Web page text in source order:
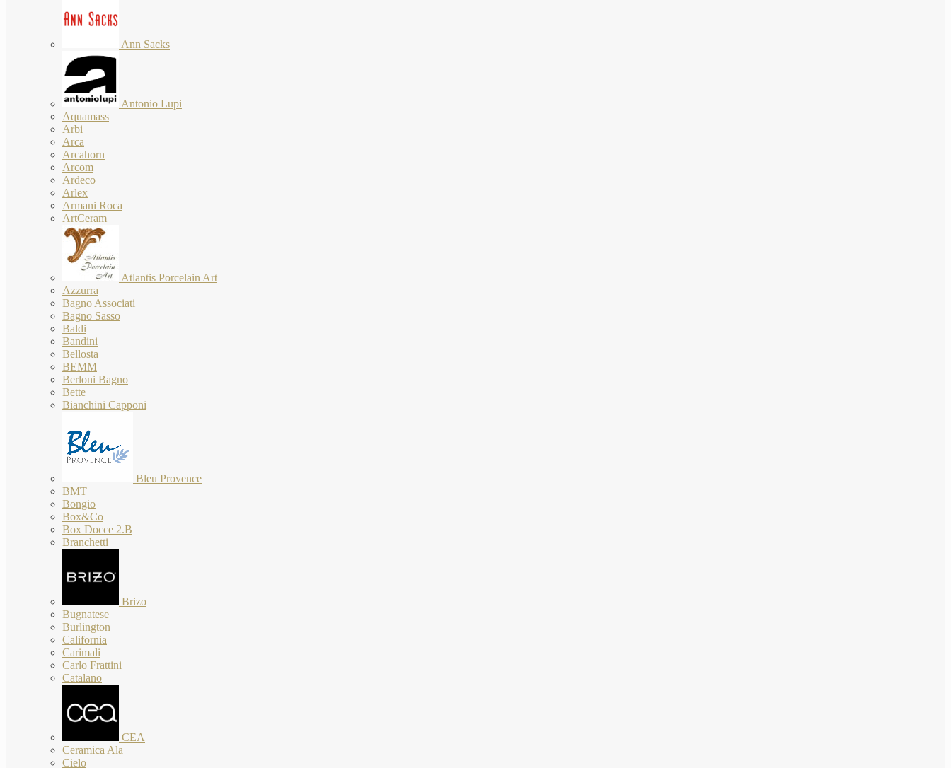
Ann Sacks
Antonio Lupi
Aquamass
Arbi
Arca
Arcahorn
Arcom
Ardeco
Arlex
Armani Roca
ArtCeram
Atlantis Porcelain Art
Azzurra
Bagno Associati
Bagno Sasso
Baldi
Bandini
Bellosta
BEMM
Berloni Bagno
Bette
Bianchini Capponi
Bleu Provence
BMT
Bongio
Box&Co
Box Docce 2.B
Branchetti
Brizo
Bugnatese
Burlington
California
Carimali
Carlo Frattini
Catalano
CEA
Ceramica Ala
Cielo